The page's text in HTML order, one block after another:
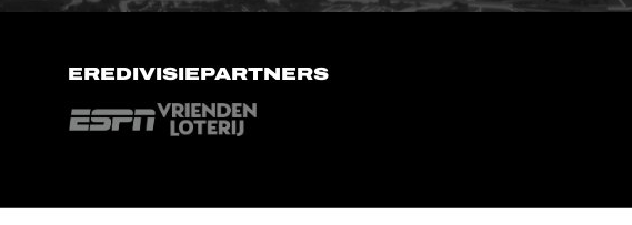
EREDIVISIEPARTNERS